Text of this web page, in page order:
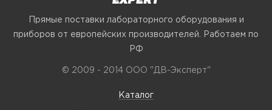
Прямые поставки лабораторного оборудования и
приборов от европейских производителей. Работаем по
РФ
© 2009 - 2014 ООО "ДВ-Эксперт"
Каталог